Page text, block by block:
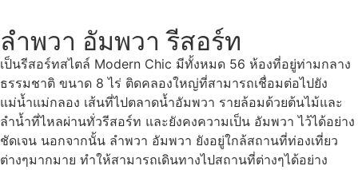
ลำพวา อัมพวา รีสอร์ท
เป็นรีสอร์ทสไตล์ Modern Chic มีทั้งหมด 56 ห้องที่อยู่ท่ามกลาง
ธรรมชาติ ขนาด 8 ไร่ ติดคลองใหญ่ที่สามารถเชื่อมต่อไปยัง
แม่น้ำแม่กลอง เส้นที่ไปตลาดน้ำอัมพวา รายล้อมด้วยต้นไม้และ
ลำน้ำที่ไหลผ่านทั่วรีสอร์ท และยังคงความเป็น อัมพวา ไว้ได้อย่าง
ชัดเจน นอกจากนั้น ลำพวา อัมพวา ยังอยู่ใกล้สถานที่ท่องเที่ยว
ต่างๆมากมาย ทำให้สามารถเดินทางไปสถานที่ต่างๆได้อย่าง